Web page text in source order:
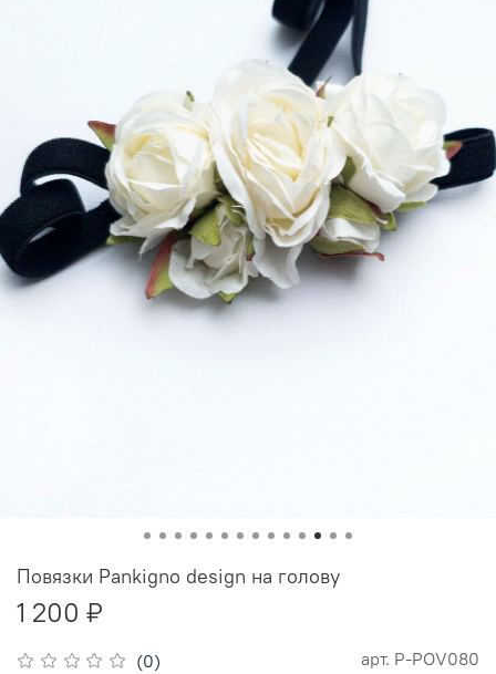
(0) арт. P-POV080
Повязки Pankigno design на голову
1 200 ₽